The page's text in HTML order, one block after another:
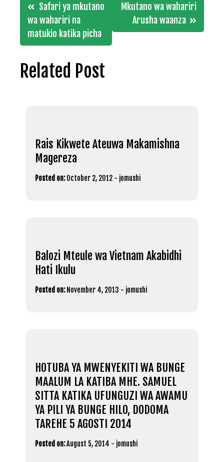
navigation
Safari ya mkutano
wa wahariri na
matukio katika picha
Mkutano wa wahariri
Arusha waanza
Related Post
Rais Kikwete Ateuwa Makamishna
Magereza
Posted on: October 2, 2012 - jomushi
Balozi Mteule wa Vietnam Akabidhi
Hati Ikulu
Posted on: November 4, 2013 - jomushi
HOTUBA YA MWENYEKITI WA BUNGE
MAALUM LA KATIBA MHE. SAMUEL
SITTA KATIKA UFUNGUZI WA AWAMU
YA PILI YA BUNGE HILO, DODOMA
TAREHE 5 AGOSTI 2014
Posted on:August 5, 2014 - jomushi